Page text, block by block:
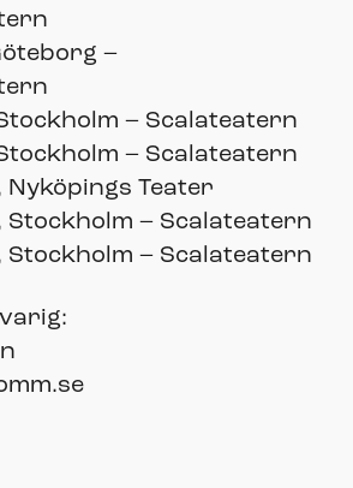
–
– Scalateatern
– Scalateatern
Nyköpings Teater
Stockholm – Scalateatern
Stockholm – Scalateatern